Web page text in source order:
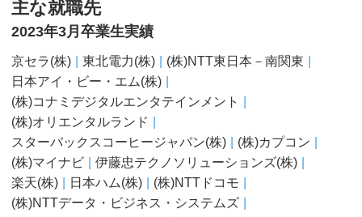
主な就職先
2023年3月卒業生実績
京セラ(株) 東北電力(株)
(株)NTT東日本－南関東
日本アイ・ビー・エム(株)
(株)コナミデジタルエンタテインメント
(株)オリエンタルランド
スターバックスコーヒージャパン(株)
(株)カプコン
(株)マイナビ
伊藤忠テクノソリューションズ(株)
楽天(株)
日本ハム(株)
(株)NTTドコモ
(株)NTTデータ・ビジネス・システムズ